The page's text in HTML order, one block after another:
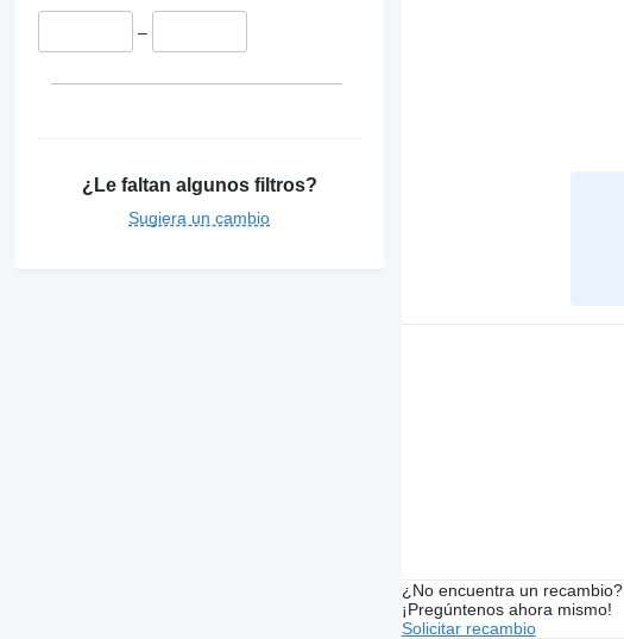
–
¿Le faltan algunos filtros?
Sugiera un cambio
¿No encuentra un recambio?
¡Pregúntenos ahora mismo!
Solicitar recambio